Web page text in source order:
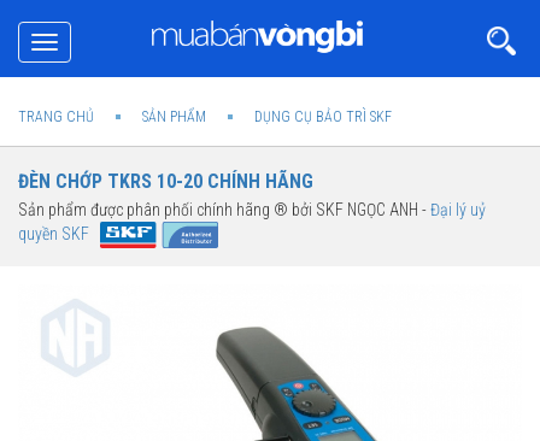
Toggle
navigation
TRANG CHỦ SẢN PHẨM DỤNG CỤ BẢO TRÌ SKF
ĐÈN CHỚP TKRS 10-20 CHÍNH HÃNG
Sản phẩm được phân phối chính hãng ® bởi SKF NGỌC ANH -Đại lý uỷ
quyền SKF